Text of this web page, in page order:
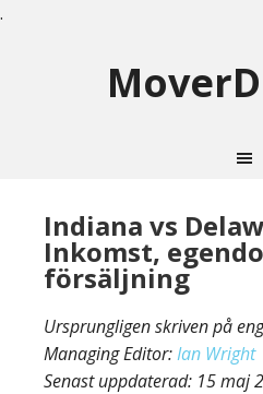
.
Indiana vs
Inkomst,
försäljning
Ursprungligen skriven på
Managing Editor:Ian Wright
Senast uppdaterad: 15 maj